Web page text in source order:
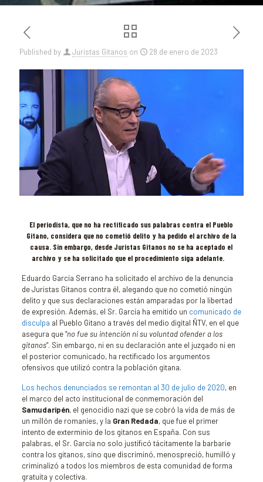
Published by Juristas Gitanos on 28 de enero de 2023
El periodista, que no ha rectificado sus palabras contra el Pueblo
Gitano, considera que no cometió delito y ha pedido el archivo de la
causa. Sin embargo, desde Juristas Gitanos no se ha aceptado el
archivo y se ha solicitado que el procedimiento siga adelante.
Eduardo García Serrano ha solicitado el archivo de la denuncia
de Juristas Gitanos contra él, alegando que no cometió ningún
delito y que sus declaraciones están amparadas por la libertad
de expresión. Además, el Sr. García ha emitido un comunicado de
disculpa al Pueblo Gitano a través del medio digital ÑTV, en el que
asegura que “no fue su intención ni su voluntad ofender a los
gitanos”. Sin embargo, ni en su declaración ante el juzgado ni en
el posterior comunicado, ha rectificado los argumentos
ofensivos que utilizó contra la población gitana.
Los hechos denunciados se remontan al 30 de julio de 2020, en
el marco del acto institucional de conmemoración del
Samudaripén, el genocidio nazi que se cobró la vida de más de
un millón de romaníes, y la Gran Redada, que fue el primer
intento de exterminio de los gitanos en España. Con sus
palabras, el Sr. García no solo justificó tácitamente la barbarie
contra los gitanos, sino que discriminó, menospreció, humilló y
criminalizó a todos los miembros de esta comunidad de forma
gratuita y colectiva.